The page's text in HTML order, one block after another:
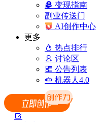
变现指南
副业传送门
AI创作中心
更多
热点排行
讨论区
公告列表
机器人4.0